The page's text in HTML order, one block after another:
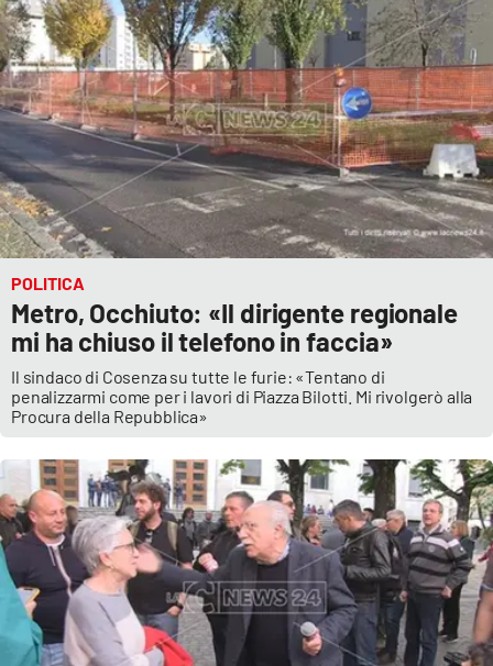
LaC OnAir
EDIZIONI
LOCALI
Catanzaro
Crotone
Vibo Valentia
Reggio Calabria
Cosenza
Lamezia Terme
PROGETTI
SPECIALI
Buona Sanità Calabria
LA
CALABRIAVISIONE
POLITICA
Metro, Occhiuto: «Il dirigente regionale
mi ha chiuso il telefono in faccia»
Il sindaco di Cosenza su tutte le furie: «Tentano di
penalizzarmi come per i lavori di Piazza Bilotti. Mi rivolgerò alla
Procura della Repubblica»